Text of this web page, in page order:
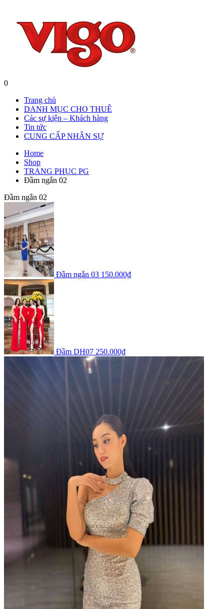
0
Trang chủ
DANH MỤC CHO THUÊ
Các sự kiện – Khách hàng
Tin tức
CUNG CẤP NHÂN SỰ
Home
Shop
TRANG PHỤC PG
Đầm ngắn 02
Đầm ngắn 02
Đầm ngắn 03 150.000₫
Đầm DH07 250.000₫